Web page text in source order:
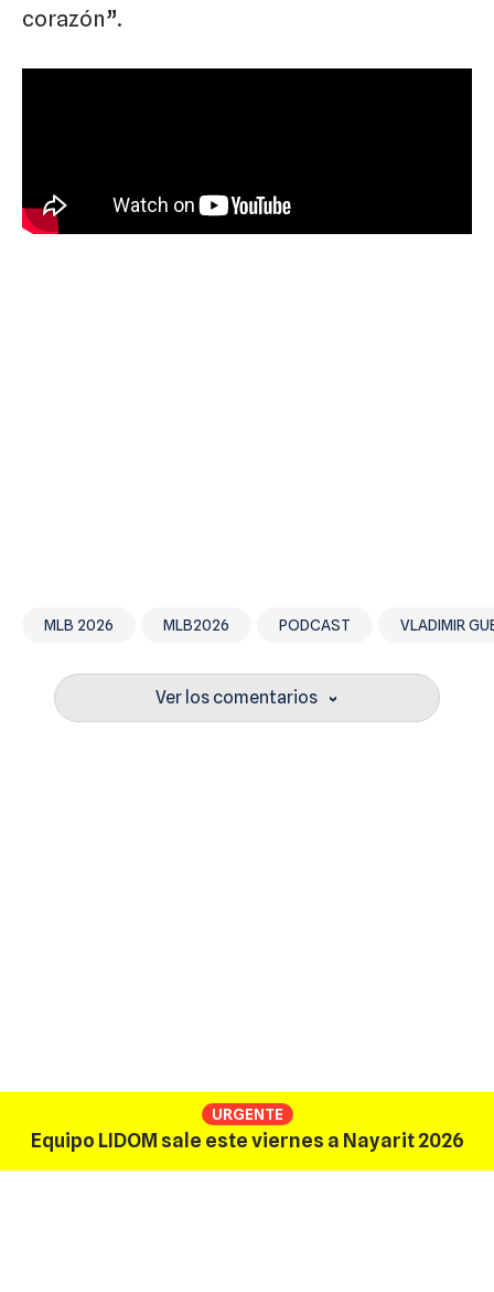
corazón”.
MLB 2026 MLB2026 PODCAST VLADIMIR
Ver los comentarios ›